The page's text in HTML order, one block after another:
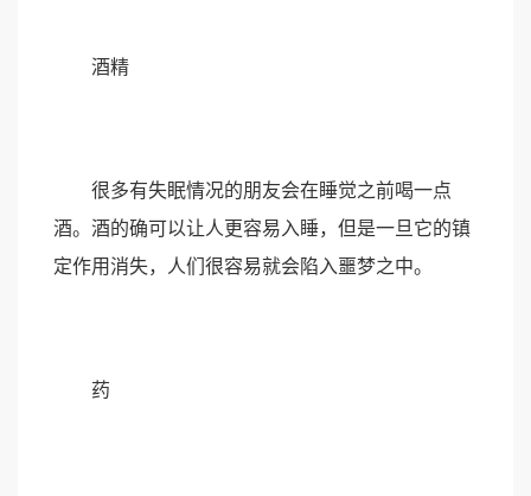
酒精
很多有失眠情况的朋友会在睡觉之前喝一点
酒。酒的确可以让人更容易入睡，但是一旦它的镇
定作用消失，人们很容易就会陷入噩梦之中。
药